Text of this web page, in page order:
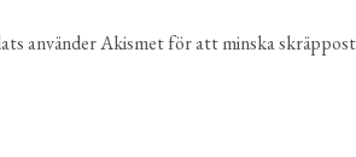
använder Akismet för att minska